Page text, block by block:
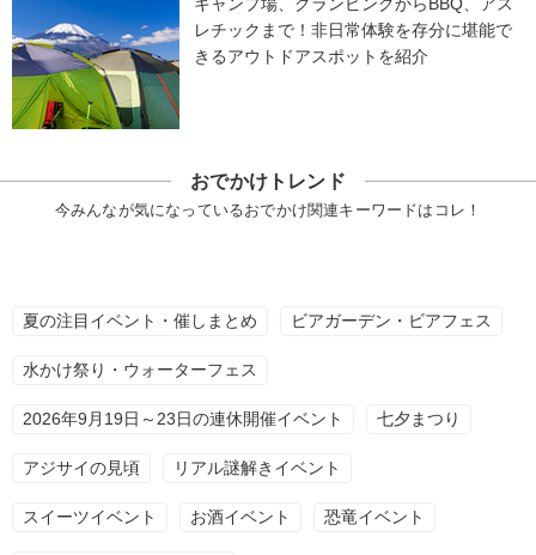
キャンプ場、グランピングからBBQ、アス
レチックまで！非日常体験を存分に堪能で
きるアウトドアスポットを紹介
おでかけトレンド
今みんなが気になっているおでかけ関連キーワードはコレ！
夏の注目イベント・催しまとめ ビアガーデン・ビアフェス
水かけ祭り・ウォーターフェス
2026年9月19日～23日の連休開催イベント 七夕まつり
アジサイの見頃 リアル謎解きイベント
スイーツイベント お酒イベント 恐竜イベント